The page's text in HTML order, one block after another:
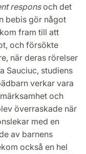
responsoch det
bebis gör något
fram till att
och försökte
när deras rörelser
Sauciuc, studiens
verkar vara
och
överraskade när
med en
av barnens
också en hel